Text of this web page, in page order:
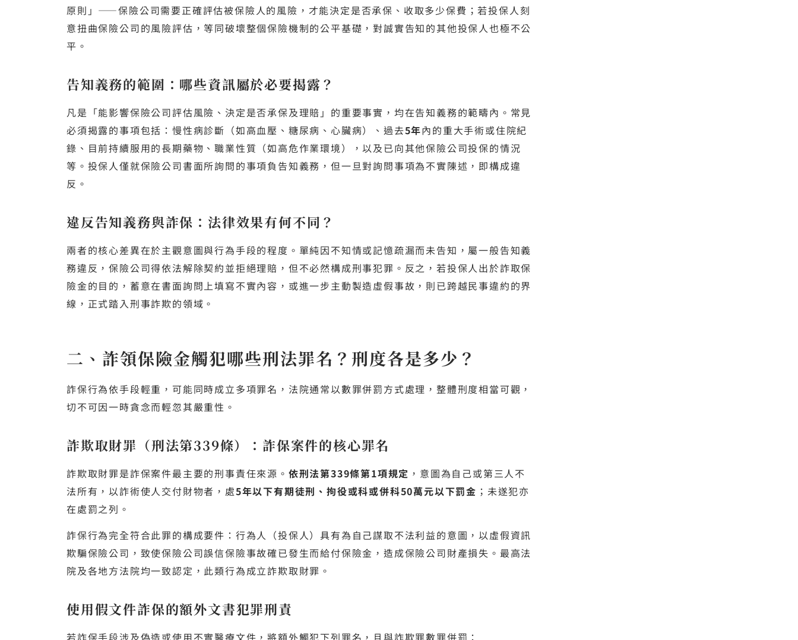
原則」——保險公司需要正確評估被保險人的風險，才能決定是否承保、收取多少保費；若投保人刻
意扭曲保險公司的風險評估，等同破壞整個保險機制的公平基礎，對誠實告知的其他投保人也極不公
平。
告知義務的範圍：哪些資訊屬於必要揭露？
凡是「能影響保險公司評估風險、決定是否承保及理賠」的重要事實，均在告知義務的範疇內。常見
必須揭露的事項包括：慢性病診斷（如高血壓、糖尿病、心臟病）、過去5年內的重大手術或住院紀
錄、目前持續服用的長期藥物、職業性質（如高危作業環境），以及已向其他保險公司投保的情況
等。投保人僅就保險公司書面所詢問的事項負告知義務，但一旦對詢問事項為不實陳述，即構成違
反。
違反告知義務與詐保：法律效果有何不同？
兩者的核心差異在於主觀意圖與行為手段的程度。單純因不知情或記憶疏漏而未告知，屬一般告知義
務違反，保險公司得依法解除契約並拒絕理賠，但不必然構成刑事犯罪。反之，若投保人出於詐取保
險金的目的，蓄意在書面詢問上填寫不實內容，或進一步主動製造虛假事故，則已跨越民事違約的界
線，正式踏入刑事詐欺的領域。
二、詐領保險金觸犯哪些刑法罪名？刑度各是多少？
詐保行為依手段輕重，可能同時成立多項罪名，法院通常以數罪併罰方式處理，整體刑度相當可觀，
切不可因一時貪念而輕忽其嚴重性。
詐欺取財罪（刑法第339條）：詐保案件的核心罪名
詐欺取財罪是詐保案件最主要的刑事責任來源。 依刑法第339條第1項規定 ，意圖為自己或第三人不
法所有，以詐術使人交付財物者，處5年以下有期徒刑、拘役或科或併科50萬元以下罰金 ；未遂犯亦
在處罰之列。
詐保行為完全符合此罪的構成要件：行為人（投保人）具有為自己謀取不法利益的意圖，以虛假資訊
欺騙保險公司，致使保險公司誤信保險事故確已發生而給付保險金，造成保險公司財產損失。最高法
院及各地方法院均一致認定，此類行為成立詐欺取財罪。
使用假文件詐保的額外文書犯罪刑責